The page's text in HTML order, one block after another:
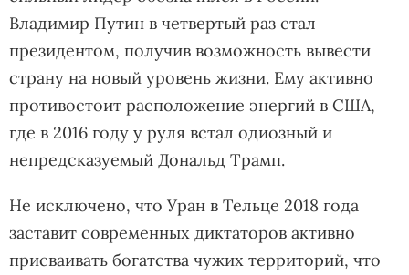
Владимир Путин в четвертый раз стал
президентом, получив возможность вывести
страну на новый уровень жизни. Ему активно
противостоит расположение энергий в США,
где в 2016 году у руля встал одиозный и
непредсказуемый Дональд Трамп.
Не исключено, что Уран в Тельце 2018 года
заставит современных диктаторов активно
присваивать богатства чужих территорий, что